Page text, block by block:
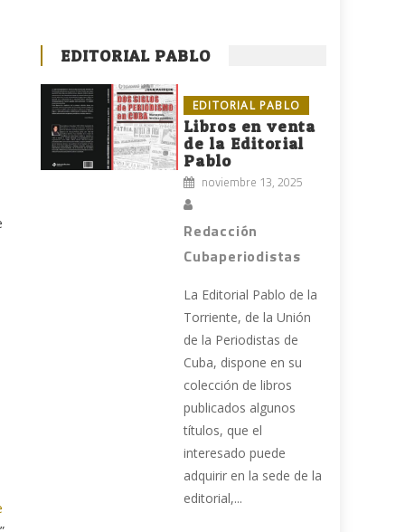
EDITORIAL PABLO
EDITORIAL PABLO
Libros en venta
de la Editorial
Pablo
noviembre 13, 2025
Redacción
Cubaperiodistas
La Editorial Pablo de la
Torriente, de la Unión
de la Periodistas de
Cuba, dispone en su
colección de libros
publicados algunos
títulos, que el
interesado puede
adquirir en la sede de la
editorial,...